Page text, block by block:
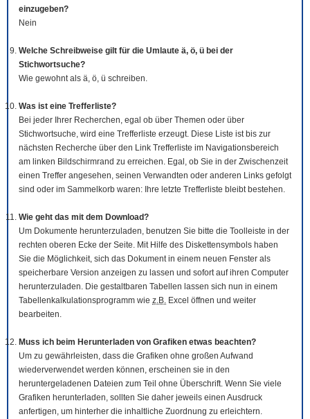
einzugeben?
Nein
Welche Schreibweise gilt für die Umlaute ä, ö, ü bei der
Stichwortsuche?
Wie gewohnt als ä, ö, ü schreiben.
Was ist eine Trefferliste?
Bei jeder Ihrer Recherchen, egal ob über Themen oder über
Stichwortsuche, wird eine Trefferliste erzeugt. Diese Liste ist bis zur
nächsten Recherche über den Link Trefferliste im Navigationsbereich
am linken Bildschirmrand zu erreichen. Egal, ob Sie in der Zwischenzeit
einen Treffer angesehen, seinen Verwandten oder anderen Links gefolgt
sind oder im Sammelkorb waren: Ihre letzte Trefferliste bleibt bestehen.
Wie geht das mit dem Download?
Um Dokumente herunterzuladen, benutzen Sie bitte die Tool leiste in der
rechten oberen Ecke der Seite. Mit Hilfe des Diskettensymbols haben
Sie die Möglichkeit, sich das Dokument in einem neuen Fenster als
speicherbare Version anzeigen zu lassen und sofort auf ihren Computer
herunterzuladen. Die gestaltbaren Tabellen lassen sich nun in einem
Tabellenkalkulationsprogramm wie z.B. Excel öffnen und weiter
bearbeiten.
Muss ich beim Herunterladen von Grafiken etwas beachten?
Um zu gewährleisten, dass die Grafiken ohne großen Aufwand
wiederverwendet werden können, erscheinen sie in den
heruntergeladenen Dateien zum Teil ohne Überschrift. Wenn Sie viele
Grafiken herunterladen, sollten Sie daher jeweils einen Ausdruck
anfertigen, um hinterher die inhaltliche Zuordnung zu erleichtern.